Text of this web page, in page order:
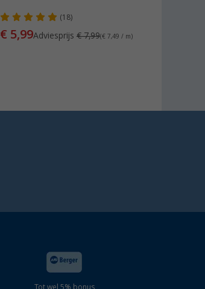
(18)
€ 5,99Adviesprijs € 7,99(€ 7,49 / m)